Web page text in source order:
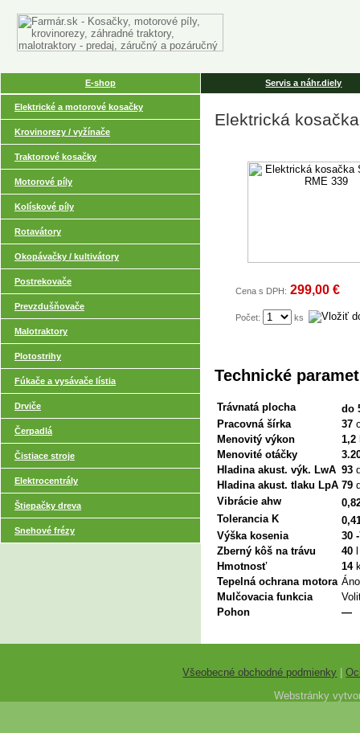
E-shop Servis a náhr.diely
Elektrické a motorové kosačky
Krovinorezy / vyžínače
Traktorové kosačky
Motorové píly
Kolískové píly
Rotavátory
Okopávačky / kultivátory
Postrekovače
Prevzdušňovače
Malotraktory
Plotostrihy
Fúkače a vysávače lístia
Drviče
Čerpadlá
Čistiace stroje
Elektrocentrály
Štiepačky dreva
Snehové frézy
Elektrická
Cena s DPH: 299,00 €
Počet: ks
Technické
Trávnatá plocha
do
Pracovná šírka
37
Menovitý výkon
1,2
Menovité otáčky
Hladina akust. výk. LwA 93
Hladina akust. tlaku LpA 79
Vibrácie ahw
Tolerancia K
Výška kosenia
30
Zberný kôš na trávu
40
Hmotnosť
14
Tepelná ochrana motora Áno
Mulčovacia funkcia
Pohon
—
Všeobecné obchodné podmienky |
Webstránky